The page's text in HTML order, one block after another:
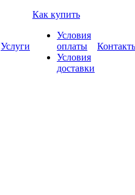
Услуги
Как купить
Условия
оплаты
Условия
доставки